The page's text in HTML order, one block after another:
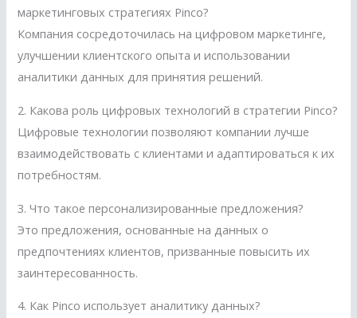
маркетинговых стратегиях Pinco?
Компания сосредоточилась на цифровом маркетинге,
улучшении клиентского опыта и использовании
аналитики данных для принятия решений.
2. Какова роль цифровых технологий в стратегии Pinco?
Цифровые технологии позволяют компании лучше
взаимодействовать с клиентами и адаптироваться к их
потребностям.
3. Что такое персонализированные предложения?
Это предложения, основанные на данных о
предпочтениях клиентов, призванные повысить их
заинтересованность.
4. Как Pinco использует аналитику данных?